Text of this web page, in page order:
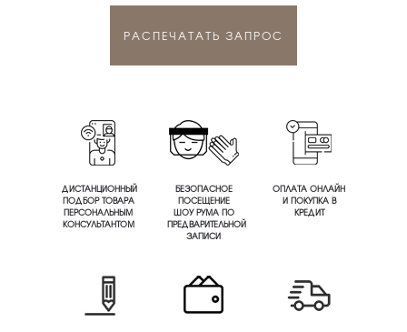
РАСПЕЧАТАТЬ ЗАПРОС
ДИСТАНЦИОННЫЙ
ПОДБОР ТОВАРА
ПЕРСОНАЛЬНЫМ
КОНСУЛЬТАНТОМ
БЕЗОПАСНОЕ
ПОСЕЩЕНИЕ
ШОУ РУМА ПО
ПРЕДВАРИТЕЛЬНОЙ
ЗАПИСИ
ОПЛАТА ОНЛАЙН
И ПОКУПКА В
КРЕДИТ